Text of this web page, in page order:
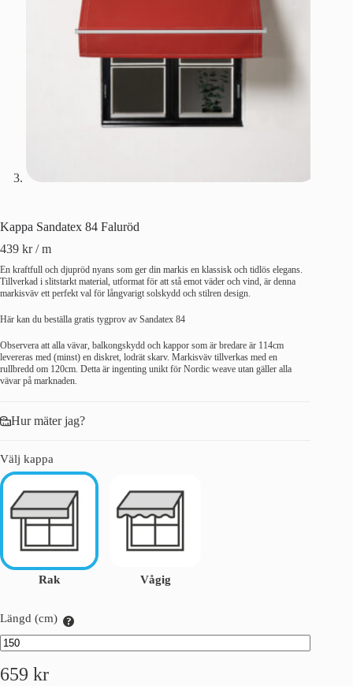
Kappa Sandatex 84 Faluröd
439 kr / m
En kraftfull och djupröd nyans som ger din markis en klassisk och tidlös elegans.
Tillverkad i slitstarkt material, utformat för att stå emot väder och vind, är denna
markisväv ett perfekt val för långvarigt solskydd och stilren design.
Här kan du beställa gratis tygprov av Sandatex 84
Observera att alla vävar, balkongskydd och kappor som är bredare är 114cm
levereras med (minst) en diskret, lodrät skarv. Markisväv tillverkas med en
rullbredd om 120cm. Detta är ingenting unikt för Nordic weave utan gäller alla
vävar på marknaden.
Hur mäter jag?
Välj kappa
Rak Vågig
Längd (cm)
659 kr